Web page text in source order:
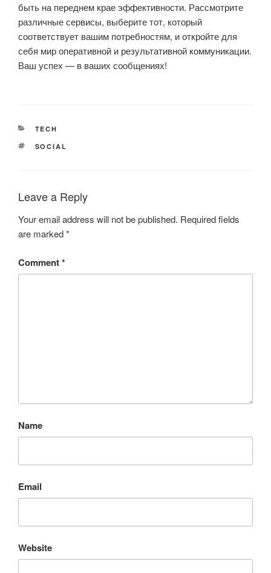
быть на переднем крае эффективности. Рассмотрите
различные сервисы, выберите тот, который
соответствует вашим потребностям, и откройте для
себя мир оперативной и результативной коммуникации.
Ваш успех — в ваших сообщениях!
CATEGORIES
TECH
TAGS
SOCIAL
Leave a Reply
Your email address will not be published. Required fields
are marked*
Comment*
Name
Email
Website